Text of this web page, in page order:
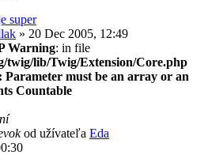
super
» 20 Dec 2005, 12:49
Warning: in file
twig/lib/Twig/Extension/Core.php
Parameter must be an array or an
Countable
od užívateľa Eda